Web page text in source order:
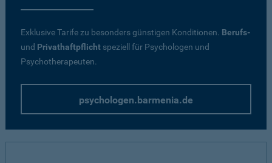
Exklusive Tarife zu besonders günstigen Konditionen. Berufs-
und Privathaftpflicht speziell für Psychologen und
Psychotherapeuten.
psychologen.barmenia.de